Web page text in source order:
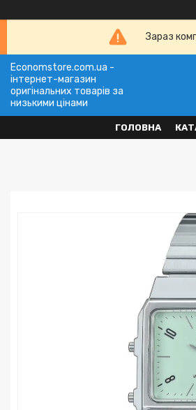
Зараз
Economstore.com.ua -
інтернет-магазин
оригінальних товарів за
низькими цінами
ГОЛОВНА